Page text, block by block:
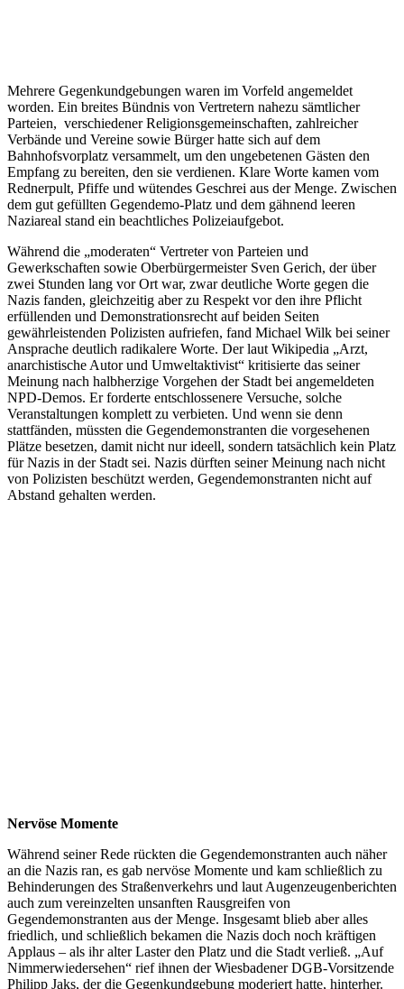
Mehrere Gegenkundgebungen waren im Vorfeld angemeldet
worden. Ein breites Bündnis von Vertretern nahezu sämtlicher
Parteien, verschiedener Religionsgemeinschaften, zahlreicher
Verbände und Vereine sowie Bürger hatte sich auf dem
Bahnhofsvorplatz versammelt, um den ungebetenen Gästen den
Empfang zu bereiten, den sie verdienen. Klare Worte kamen vom
Rednerpult, Pfiffe und wütendes Geschrei aus der Menge. Zwischen
dem gut gefüllten Gegendemo-Platz und dem gähnend leeren
Naziareal stand ein beachtliches Polizeiaufgebot.
Während die „moderaten“ Vertreter von Parteien und
Gewerkschaften sowie Oberbürgermeister Sven Gerich, der über
zwei Stunden lang vor Ort war, zwar deutliche Worte gegen die
Nazis fanden, gleichzeitig aber zu Respekt vor den ihre Pflicht
erfüllenden und Demonstrationsrecht auf beiden Seiten
gewährleistenden Polizisten aufriefen, fand Michael Wilk bei seiner
Ansprache deutlich radikalere Worte. Der laut Wikipedia „Arzt,
anarchistische Autor und Umweltaktivist“ kritisierte das seiner
Meinung nach halbherzige Vorgehen der Stadt bei angemeldeten
NPD-Demos. Er forderte entschlossenere Versuche, solche
Veranstaltungen komplett zu verbieten. Und wenn sie denn
stattfänden, müssten die Gegendemonstranten die vorgesehenen
Plätze besetzen, damit nicht nur ideell, sondern tatsächlich kein Platz
für Nazis in der Stadt sei. Nazis dürften seiner Meinung nach nicht
von Polizisten beschützt werden, Gegendemonstranten nicht auf
Abstand gehalten werden.
Nervöse Momente
Während seiner Rede rückten die Gegendemonstranten auch näher
an die Nazis ran, es gab nervöse Momente und kam schließlich zu
Behinderungen des Straßenverkehrs und laut Augenzeugenberichten
auch zum vereinzelten unsanften Rausgreifen von
Gegendemonstranten aus der Menge. Insgesamt blieb aber alles
friedlich, und schließlich bekamen die Nazis doch noch kräftigen
Applaus – als ihr alter Laster den Platz und die Stadt verließ. „Auf
Nimmerwiedersehen“ rief ihnen der Wiesbadener DGB-Vorsitzende
Philipp Jaks, der die Gegenkundgebung moderiert hatte, hinterher.